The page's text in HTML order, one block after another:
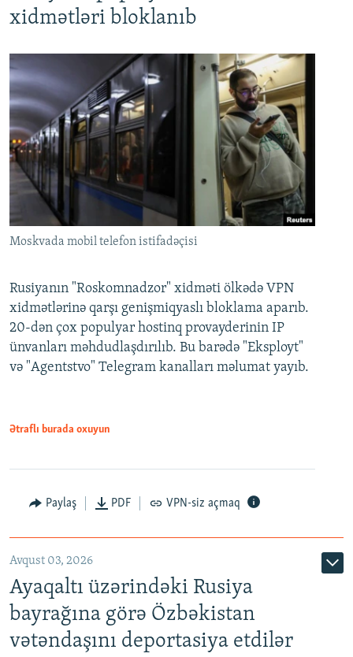
xidmətləri bloklanıb
Moskvada mobil telefon istifadəçisi
Rusiyanın "Roskomnadzor" xidməti ölkədə VPN
xidmətlərinə qarşı genişmiqyaslı bloklama aparıb.
20-dən çox populyar hostinq provayderinin IP
ünvanları məhdudlaşdırılıb. Bu barədə "Eksployt"
və "Agentstvo" Telegram kanalları məlumat yayıb.
Ətraflı burada oxuyun
Paylaş PDF VPN-siz açmaq
Avqust 03, 2026
Ayaqaltı üzərindəki Rusiya
bayrağına görə Özbəkistan
vətəndaşını deportasiya etdilər